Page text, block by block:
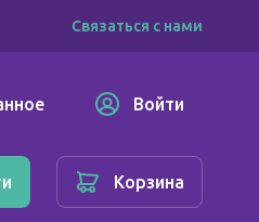
Связаться с нами
Войти
Корзина